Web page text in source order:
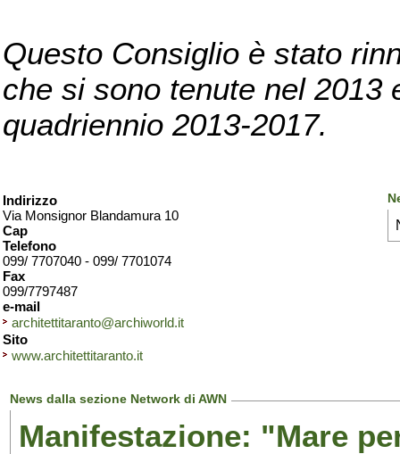
Questo Consiglio è stato
che si sono tenute nel 2013
quadriennio 2013-2017.
Indirizzo
Via Monsignor Blandamura 10
Cap
Telefono
099/ 7707040 - 099/ 7701074
Fax
099/7797487
e-mail
architettitaranto@archiworld.it
Sito
www.architettitaranto.it
News dalla sezione Network di AWN
Manifestazione: "Mare